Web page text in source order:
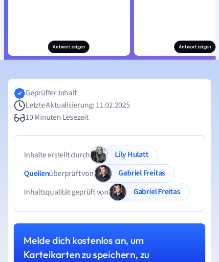
Antwort zeigen Antwort zeigen
Geprüfter Inhalt
Letzte Aktualisierung: 11.02.2025
10 Minuten Lesezeit
Inhalte erstellt durch
Lily Hulatt
Quellenüberprüft von
Gabriel Freitas
Inhaltsqualität geprüft von
Gabriel Freitas
Melde dich kostenlos an, um
Karteikarten zu speichern, zu